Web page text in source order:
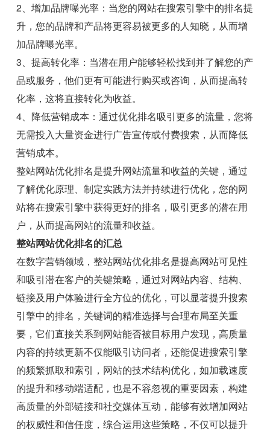
2、增加品牌曝光率：当您的网站在搜索引擎中的排名提
升，您的品牌和产品将更容易被更多的人知晓，从而增
加品牌曝光率。
3、提高转化率：当潜在用户能够轻松找到并了解您的产
品或服务，他们更有可能进行购买或咨询，从而提高转
化率，这将直接转化为收益。
4、降低营销成本：通过优化排名吸引更多的流量，您将
无需投入大量资金进行广告宣传或付费搜索，从而降低
营销成本。
整站网站优化排名是提升网站流量和收益的关键，通过
了解优化原理、制定实践方法并持续进行优化，您的网
站将在搜索引擎中获得更好的排名，吸引更多的潜在用
户，从而提高网站的流量和收益。
整站网站优化排名的汇总
在数字营销领域，整站网站优化排名是提高网站可见性
和吸引潜在客户的关键策略，通过对网站内容、结构、
链接及用户体验进行全方位的优化，可以显著提升搜索
引擎中的排名，关键词的精准选择与合理布局至关重
要，它们直接关系到网站能否被目标用户发现，高质量
内容的持续更新不仅能吸引访问者，还能促进搜索引擎
的频繁抓取和索引，网站的技术结构优化，如加载速度
的提升和移动端适配，也是不容忽视的重要因素，构建
高质量的外部链接和社交媒体互动，能够有效增加网站
的权威性和信任度，综合运用这些策略，不仅可以提升